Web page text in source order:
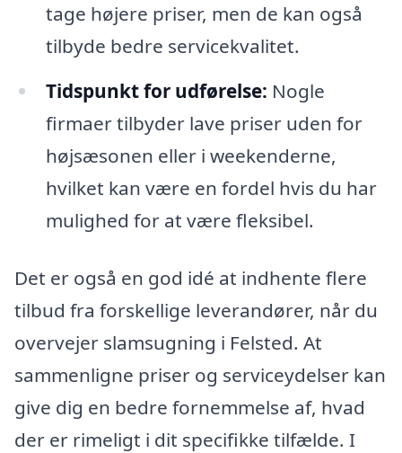
tage højere priser, men de kan også
tilbyde bedre servicekvalitet.
Tidspunkt for udførelse: Nogle
firmaer tilbyder lave priser uden for
højsæsonen eller i weekenderne,
hvilket kan være en fordel hvis du har
mulighed for at være fleksibel.
Det er også en god idé at indhente flere
tilbud fra forskellige leverandører, når du
overvejer slamsugning i Felsted. At
sammenligne priser og serviceydelser kan
give dig en bedre fornemmelse af, hvad
der er rimeligt i dit specifikke tilfælde. I